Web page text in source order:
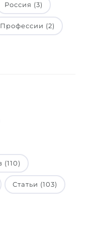
Россия (3)
Профессии (2)
Статьи (103)